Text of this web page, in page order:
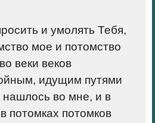
и умолять Тебя,
мое и потомство
веки веков
идущим путями
во мне, и в
потомках потомков